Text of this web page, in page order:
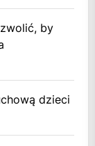
by
dzieci